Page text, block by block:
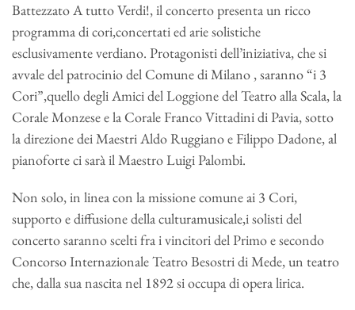
Battezzato A tutto Verdi!, il concerto presenta un ricco
programma di cori,concertati ed arie solistiche
esclusivamente verdiano. Protagonisti dell’iniziativa, che si
avvale del patrocinio del Comune di Milano , saranno “i 3
Cori”,quello degli Amici del Loggione del Teatro alla Scala, la
Corale Monzese e la Corale Franco Vittadini di Pavia, sotto
la direzione dei Maestri Aldo Ruggiano e Filippo Dadone, al
pianoforte ci sarà il Maestro Luigi Palombi.
Non solo, in linea con la missione comune ai 3 Cori,
supporto e diffusione della culturamusicale,i solisti del
concerto saranno scelti fra i vincitori del Primo e secondo
Concorso Internazionale Teatro Besostri di Mede, un teatro
che, dalla sua nascita nel 1892 si occupa di opera lirica.